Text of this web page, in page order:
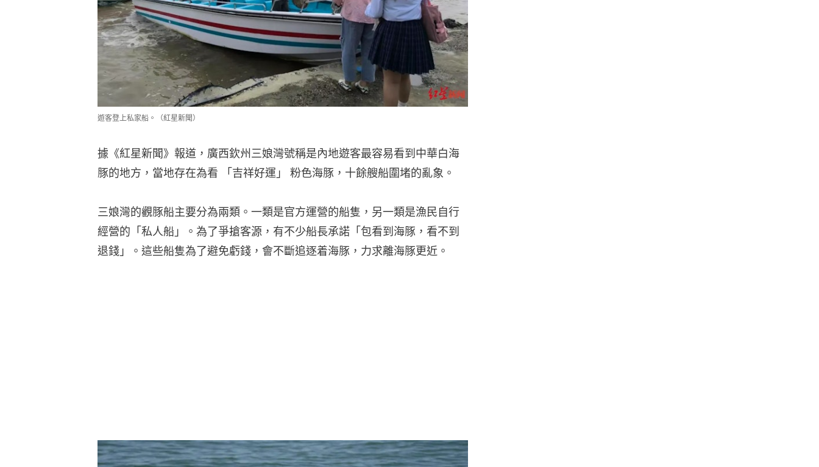
遊客登上私家船。（紅星新聞）
據《紅星新聞》報道，廣西欽州三娘灣號稱是內地遊客最容易看到中華白海
豚的地方，當地存在為看 「吉祥好運」 粉色海豚，十餘艘船圍堵的亂象。
三娘灣的觀豚船主要分為兩類。一類是官方運營的船隻，另一類是漁民自行
經營的「私人船」。為了爭搶客源，有不少船長承諾「包看到海豚，看不到
退錢」。這些船隻為了避免虧錢，會不斷追逐着海豚，力求離海豚更近。